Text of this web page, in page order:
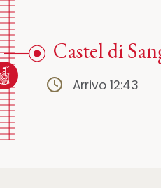
Castel di
Arrivo 12:43